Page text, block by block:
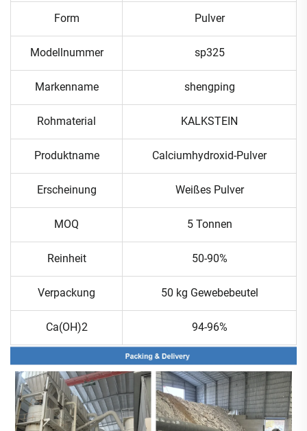
Form Pulver
Modellnummer sp325
Markenname shengping
Rohmaterial KALKSTEIN
Produktname Calciumhydroxid-Pulver
Erscheinung Weißes Pulver
MOQ 5 Tonnen
Reinheit 50-90%
Verpackung 50 kg Gewebebeutel
Ca(OH)2 94-96%